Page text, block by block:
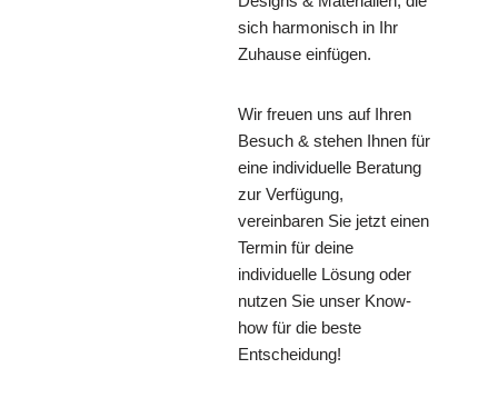
sich harmonisch in Ihr
Zuhause einfügen.
Wir freuen uns auf Ihren
Besuch & stehen Ihnen für
eine individuelle Beratung
zur Verfügung,
vereinbaren Sie jetzt einen
Termin für deine
individuelle Lösung oder
nutzen Sie unser Know-
how für die beste
Entscheidung!